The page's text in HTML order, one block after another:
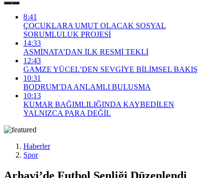
8:41
ÇOCUKLARA UMUT OLACAK SOSYAL
SORUMLULUK PROJESİ
14:33
ASMİNATA’DAN İLK RESMİ TEKLİ
12:43
GAMZE YÜCEL’DEN SEVGİYE BİLİMSEL BAKIŞ
10:31
BODRUM’DA ANLAMLI BULUŞMA
10:13
KUMAR BAĞIMLILIĞINDA KAYBEDİLEN
YALNIZCA PARA DEĞİL
Haberler
Spor